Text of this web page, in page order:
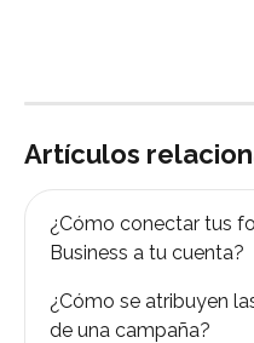
Artículos
¿Cómo conectar tus
Business a tu cuenta?
¿Cómo se atribuyen
de una campaña?